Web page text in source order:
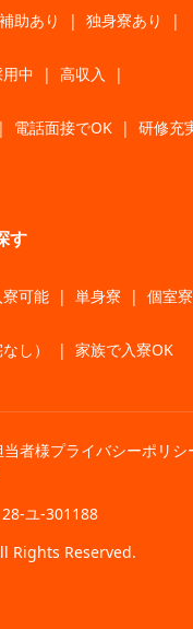
助あり | 独身寮あり |
中 | 高収入 |
| 電話面接でOK | 研修充
す
可能 | 単身寮 | 個室寮
し） | 家族で入寮OK
者様プライバシーポリシ
ユ-301188
Rights Reserved.